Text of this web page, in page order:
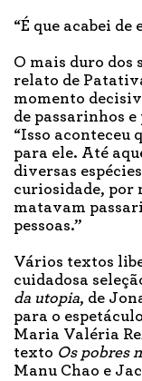
“É que acabei
O mais duro dos
relato de
momento
de passarinhos
“Isso aconteceu
para ele. Até
diversas
curiosidade, por
matavam
pessoas.”
Vários textos
cuidadosa
da utopia, de
para o
Maria Valéria
texto Os pobres
Manu Chao e